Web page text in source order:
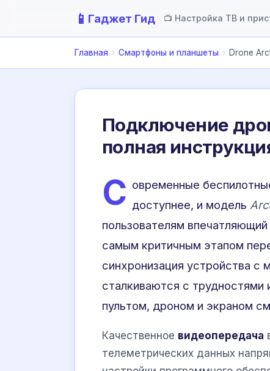
📱 Гаджет Гид 📺 Настройка ТВ и
Главная › Смартфоны и планшеты › Drone
Подключение
полная
С овременные
доступнее, и модель
пользователям
самым критичным этапом
синхронизация устройства
сталкиваются с
пультом, дроном и экраном
Качественное видеопередача
телеметрических данных